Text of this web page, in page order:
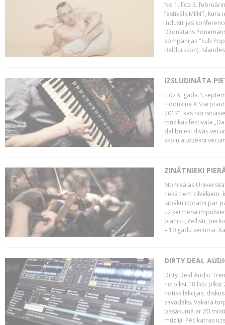
No 1. līdz 3.
festivāls MENT, kura
industrijas
Džonatans
kompānijas "Sub
Baldursson),
IZSLUDINĀTA
Līdz šī gada
Hodukina X
2017”, kas
mūzikas festivāla
dalībnieki divās
skolu audzēkņi
ZINĀTNIEKI
Monreālas
nekā tiem cilvēkiem,
labāku izpratni par
uz ķermeņa
pianisti, čellisti,
– 10 gadu vecumā.
DIRTY DEAL
Dirty Deal Audio
no plkst.18 līdz plkst
notiks lekcijas,
savādāks. Vakara
pasākumā ar 20
mūziķi. Pēc katras